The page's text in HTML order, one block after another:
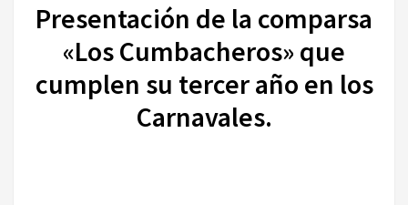
Presentación de la comparsa
«Los Cumbacheros» que
cumplen su tercer año en los
Carnavales.